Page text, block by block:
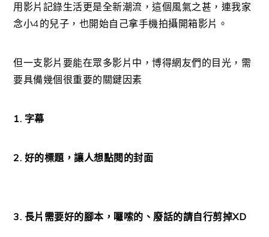
用影片記錄生活更是全新潮流，這個風氣之甚，連我家
念小4的兒子，也開始自己拿手機拍攝開箱影片。
但一支影片要能在眾多影片中，博得網友們的目光，需
要具備幾個很重要的關鍵因素
1. 字幕
2. 好的標題，讓人想點閱的封面
3. 長片需要好的腳本，囉嗦的、廢話的請自行剪掉XD